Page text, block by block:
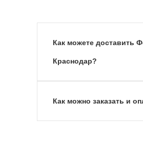
Как можете доставить
Краснодар?
Как можно заказать и